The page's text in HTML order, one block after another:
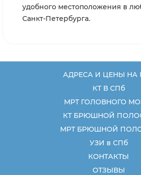
удобного местоположения в
Санкт-Петербурга.
АДРЕСА И ЦЕНЫ НА
КТ В СПб
МРТ ГОЛОВНОГО
КТ БРЮШНОЙ
МРТ БРЮШНОЙ
УЗИ в СПб
КОНТАКТЫ
ОТЗЫВЫ